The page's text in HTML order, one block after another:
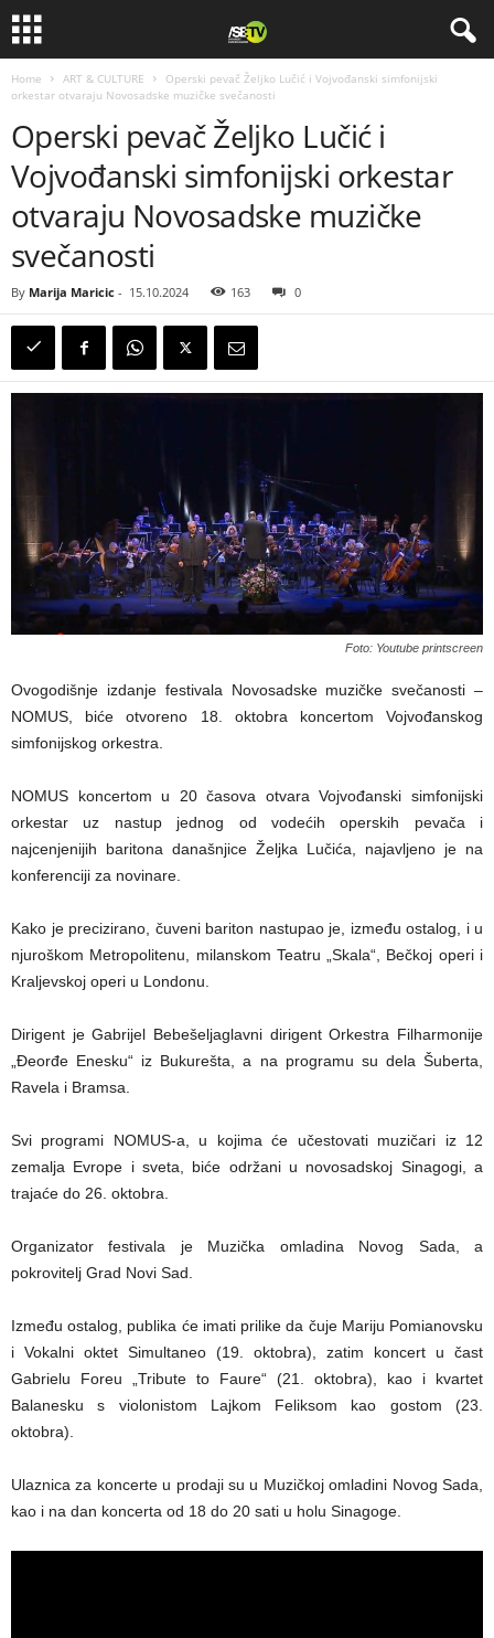
Home ART & CULTURE
Operski pevač Željko Lučić i Vojvođanski simfonijski
orkestar otvaraju Novosadske muzičke svečanosti
Operski pevač Željko Lučić i
Vojvođanski simfonijski orkestar
otvaraju Novosadske muzičke
svečanosti
By Marija Maricic - 15.10.2024 163 0
Foto: Youtube printscreen
Ovogodišnje izdanje festivala Novosadske muzičke svečanosti –
NOMUS, biće otvoreno 18. oktobra koncertom Vojvođanskog
simfonijskog orkestra.
NOMUS koncertom u 20 časova otvara Vojvođanski simfonijski
orkestar uz nastup jednog od vodećih operskih pevača i
najcenjenijih baritona današnjice Željka Lučića, najavljeno je na
konferenciji za novinare.
Kako je precizirano, čuveni bariton nastupao je, između ostalog, i u
njuroškom Metropolitenu, milanskom Teatru „Skala“, Bečkoj operi i
Kraljevskoj operi u Londonu.
Dirigent je Gabrijel Bebešeljaglavni dirigent Orkestra Filharmonije
„Đeorđe Enesku“ iz Bukurešta, a na programu su dela Šuberta,
Ravela i Bramsa.
Svi programi NOMUS-a, u kojima će učestovati muzičari iz 12
zemalja Evrope i sveta, biće održani u novosadskoj Sinagogi, a
trajaće do 26. oktobra.
Organizator festivala je Muzička omladina Novog Sada, a
pokrovitelj Grad Novi Sad.
Između ostalog, publika će imati prilike da čuje Mariju Pomianovsku
i Vokalni oktet Simultaneo (19. oktobra), zatim koncert u čast
Gabrielu Foreu „Tribute to Faure“ (21. oktobra), kao i kvartet
Balanesku s violonistom Lajkom Feliksom kao gostom (23.
oktobra).
Ulaznica za koncerte u prodaji su u Muzičkoj omladini Novog Sada,
kao i na dan koncerta od 18 do 20 sati u holu Sinagoge.